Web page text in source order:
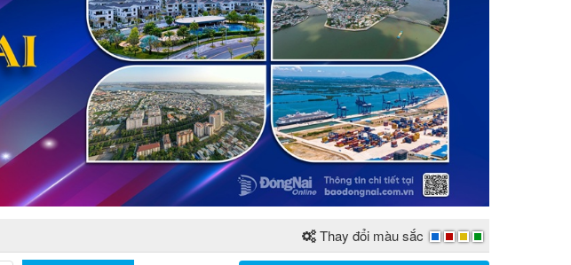
Thay đổi màu sắc